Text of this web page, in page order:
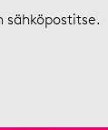
sähköpostitse.